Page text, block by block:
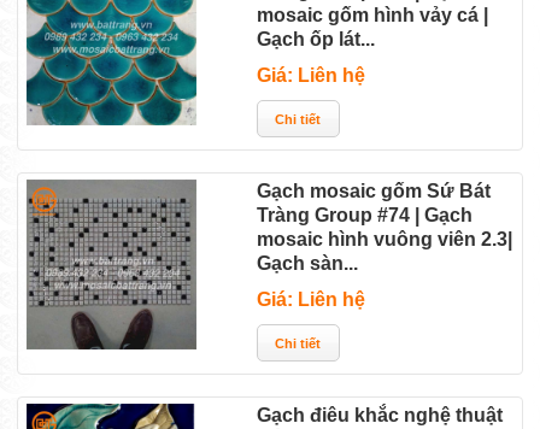
mosaic gốm hình vảy cá |
Gạch ốp lát...
Giá: Liên hệ
Gạch mosaic gốm Sứ Bát
Tràng Group #74 | Gạch
mosaic hình vuông viên 2.3|
Gạch sàn...
Giá: Liên hệ
Gạch điêu khắc nghệ thuật